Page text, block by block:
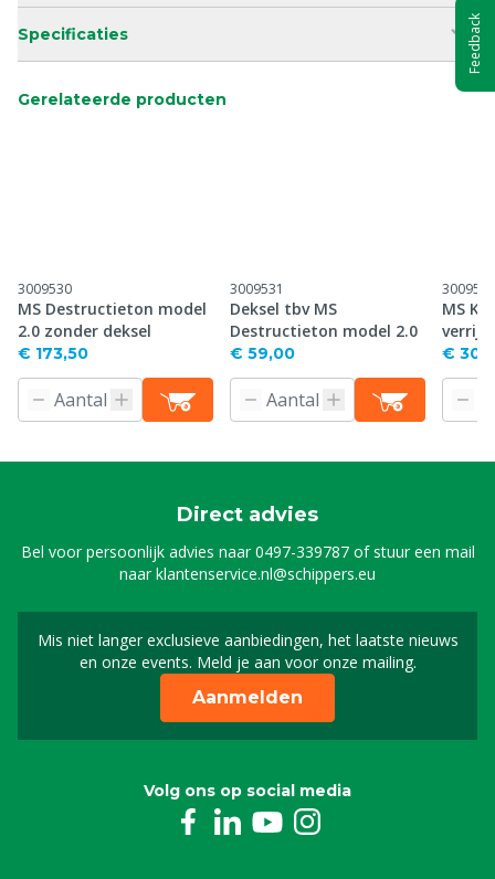
Specificaties
Gerelateerde producten
3009530
MS Destructieton model
2.0 zonder deksel
€ 173,50
3009531
Deksel tbv MS
Destructieton model 2.0
€ 59,00
3009533
MS
€
Direct advies
Bel voor persoonlijk advies naar0497-339787of stuur een mail
naarklantenservice.nl@schippers.eu
Mis niet langer exclusieve aanbiedingen, het laatste nieuws
en onze events. Meld je aan voor onze mailing.
Schrijf je in voor onze
Aanmelden
Volg ons op social media
Feedback